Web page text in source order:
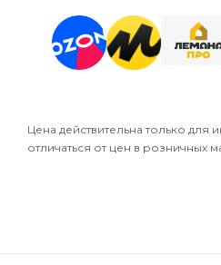
Цена действительна только для
отличаться от цен в розничных